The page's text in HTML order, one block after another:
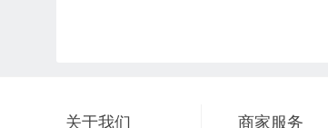
关于我们 商家服务